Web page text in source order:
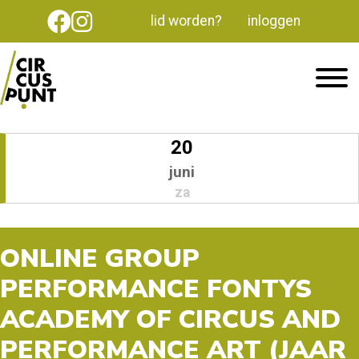
lid worden? inloggen
20
juni
za
ONLINE GROUP
PERFORMANCE FONTYS
ACADEMY OF CIRCUS AND
PERFORMANCE ART (JAAR